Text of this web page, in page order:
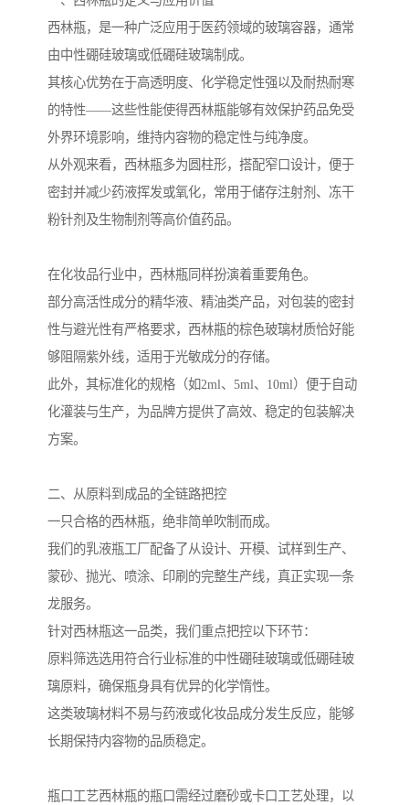
西林瓶，是一种广泛应用于医药领域的玻璃容器，通常
由中性硼硅玻璃或低硼硅玻璃制成。
其核心优势在于高透明度、化学稳定性强以及耐热耐寒
的特性——这些性能使得西林瓶能够有效保护药品免受
外界环境影响，维持内容物的稳定性与纯净度。
从外观来看，西林瓶多为圆柱形，搭配窄口设计，便于
密封并减少药液挥发或氧化，常用于储存注射剂、冻干
粉针剂及生物制剂等高价值药品。
在化妆品行业中，西林瓶同样扮演着重要角色。
部分高活性成分的精华液、精油类产品，对包装的密封
性与避光性有严格要求，西林瓶的棕色玻璃材质恰好能
够阻隔紫外线，适用于光敏成分的存储。
此外，其标准化的规格（如2ml、5ml、10ml）便于自动
化灌装与生产，为品牌方提供了高效、稳定的包装解决
方案。
二、从原料到成品的全链路把控
一只合格的西林瓶，绝非简单吹制而成。
我们的乳液瓶工厂配备了从设计、开模、试样到生产、
蒙砂、抛光、喷涂、印刷的完整生产线，真正实现一条
龙服务。
针对西林瓶这一品类，我们重点把控以下环节：
原料筛选选用符合行业标准的中性硼硅玻璃或低硼硅玻
璃原料，确保瓶身具有优异的化学惰性。
这类玻璃材料不易与药液或化妆品成分发生反应，能够
长期保持内容物的品质稳定。
瓶口工艺西林瓶的瓶口需经过磨砂或卡口工艺处理，以